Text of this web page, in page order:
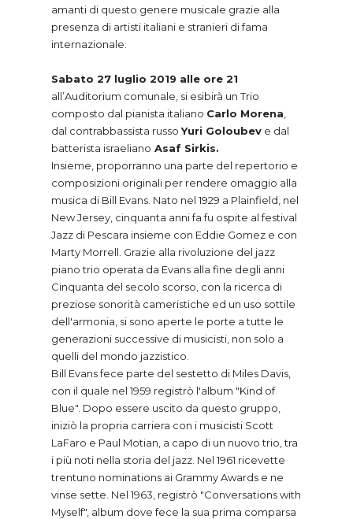
amanti di questo genere musicale grazie alla
presenza di artisti italiani e stranieri di fama
internazionale.
Sabato 27 luglio 2019 alle ore 21
all’Auditorium comunale, si esibirà un Trio
composto dal pianista italiano Carlo Morena
dal contrabbassista russoYuri Goloubev e dal
batterista israeliano Asaf Sirkis.
Insieme, proporranno una parte del repertorio e
composizioni originali per rendere omaggio alla
musica di Bill Evans. Nato nel 1929 a Plainfield, nel
New Jersey, cinquanta anni fa fu ospite al festival
Jazz di Pescara insieme con Eddie Gomez e con
Marty Morrell. Grazie alla rivoluzione del jazz
piano trio operata da Evans alla fine degli anni
Cinquanta del secolo scorso, con la ricerca di
preziose sonorità cameristiche ed un uso sottile
dell'armonia, si sono aperte le porte a tutte le
generazioni successive di musicisti, non solo a
quelli del mondo jazzistico.
Bill Evans fece parte del sestetto di Miles Davis,
con il quale nel 1959 registrò l'album "Kind of
Blue". Dopo essere uscito da questo gruppo,
iniziò la propria carriera con i musicisti Scott
LaFaro e Paul Motian, a capo di un nuovo trio, tra
i più noti nella storia del jazz. Nel 1961 ricevette
trentuno nominations ai Grammy Awards e ne
vinse sette. Nel 1963, registrò "Conversations with
Myself", album dove fece la sua prima comparsa